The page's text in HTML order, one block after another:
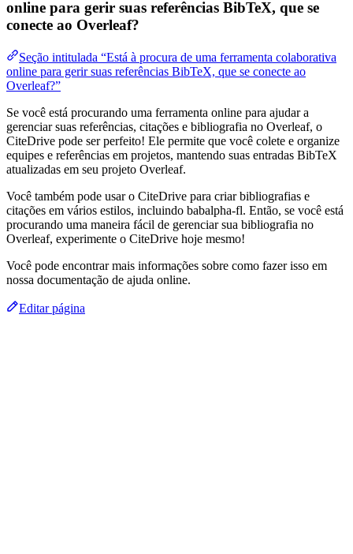
online para gerir suas referências BibTeX, que se
conecte ao Overleaf?
Seção intitulada “Está à procura de uma ferramenta colaborativa
online para gerir suas referências BibTeX, que se conecte ao
Overleaf?”
Se você está procurando uma ferramenta online para ajudar a
gerenciar suas referências, citações e bibliografia no Overleaf, o
CiteDrive pode ser perfeito! Ele permite que você colete e organize
equipes e referências em projetos, mantendo suas entradas BibTeX
atualizadas em seu projeto Overleaf.
Você também pode usar o CiteDrive para criar bibliografias e
citações em vários estilos, incluindo babalpha-fl. Então, se você está
procurando uma maneira fácil de gerenciar sua bibliografia no
Overleaf, experimente o CiteDrive hoje mesmo!
Você pode encontrar mais informações sobre como fazer isso em
nossa documentação de ajuda online.
Editar página